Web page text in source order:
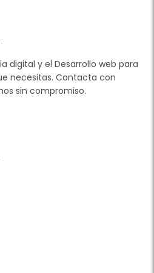
digital y el Desarrollo web para
necesitas. Contacta con
sin compromiso.